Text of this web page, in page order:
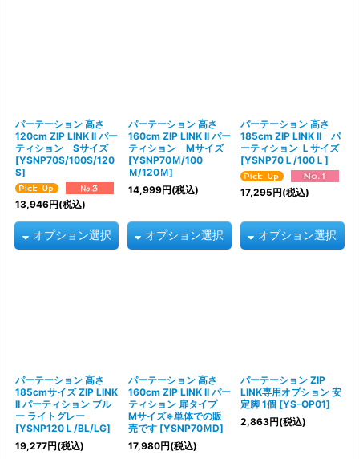
パーテーション 高さ
120cm ZIP LINK II パー
ティション Sサイズ
[YSNP70S/100S/120
S]
13,946円(税込)
オプション選択
パーテーション 高さ
160cm ZIP LINK II パー
ティション Mサイズ
[YSNP70Ｍ/100
Ｍ/120Ｍ]
14,999円(税込)
オプション選択
パーテーション 高さ
185cm ZIP LINK II パ
ーティション Ｌサイズ
[YSNP70Ｌ/100Ｌ]
17,295円(税込)
オプション選択
パーテーション 高さ
185cmサイズ ZIP LINK
II パーティション ブル
ー ライトグレー
[YSNP120Ｌ/BL/LG]
19,277円(税込)
パーテーション 高さ
160cm ZIP LINK II パー
ティション 扉タイプ
Mサイズ※単体での販
売です [YSNP70ＭD]
17,980円(税込)
パーテーション ZIP
LINK専用オプション 安
定脚 1個 [YS-OP01]
2,863円(税込)